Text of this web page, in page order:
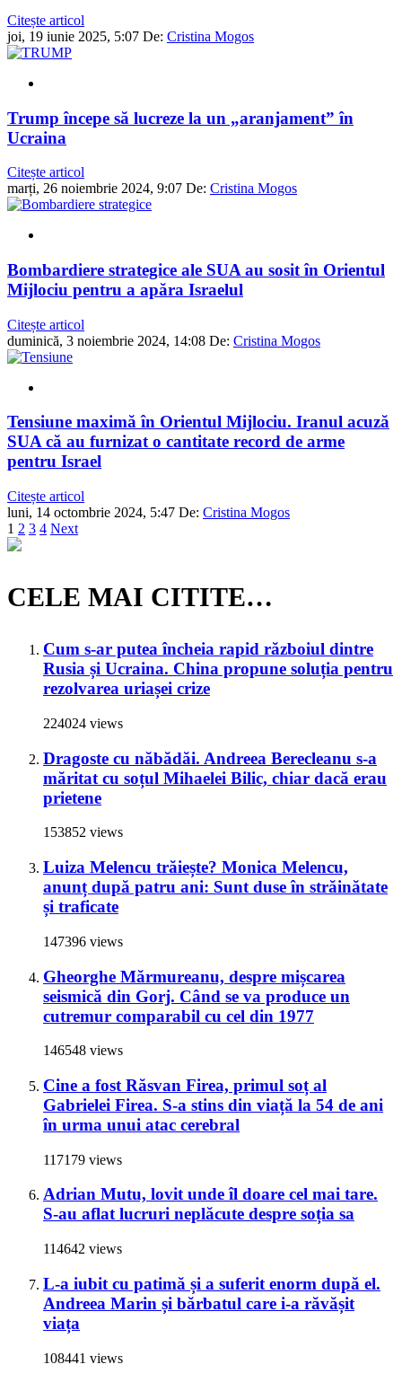
Citește articol
joi, 19 iunie 2025, 5:07 De: Cristina Mogos
Trump începe să lucreze la un „aranjament” în
Ucraina
Citește articol
marți, 26 noiembrie 2024, 9:07 De: Cristina Mogos
Bombardiere strategice ale SUA au sosit în Orientul
Mijlociu pentru a apăra Israelul
Citește articol
duminică, 3 noiembrie 2024, 14:08 De: Cristina Mogos
Tensiune maximă în Orientul Mijlociu. Iranul acuză
SUA că au furnizat o cantitate record de arme
pentru Israel
Citește articol
luni, 14 octombrie 2024, 5:47 De: Cristina Mogos
1 2 3 4 Next
CELE MAI CITITE…
Cum s-ar putea încheia rapid războiul dintre
Rusia și Ucraina. China propune soluția pentru
rezolvarea uriașei crize
224024 views
Dragoste cu năbădăi. Andreea Berecleanu s-a
măritat cu soțul Mihaelei Bilic, chiar dacă erau
prietene
153852 views
Luiza Melencu trăiește? Monica Melencu,
anunț după patru ani: Sunt duse în străinătate
și traficate
147396 views
Gheorghe Mărmureanu, despre mișcarea
seismică din Gorj. Când se va produce un
cutremur comparabil cu cel din 1977
146548 views
Cine a fost Răsvan Firea, primul soț al
Gabrielei Firea. S-a stins din viață la 54 de ani
în urma unui atac cerebral
117179 views
Adrian Mutu, lovit unde îl doare cel mai tare.
S-au aflat lucruri neplăcute despre soția sa
114642 views
L-a iubit cu patimă și a suferit enorm după el.
Andreea Marin și bărbatul care i-a răvășit
viața
108441 views